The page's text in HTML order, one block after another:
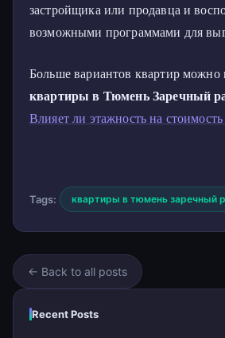
застройщика или продавца и
возможными программами для
Больше вариантов квартир можно
квартиры в Тюмень Заречный
Влияет ли этажность на
Tags: квартиры в тюмень заречный
← Back to all posts
Recent Posts